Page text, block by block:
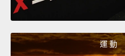
運 動